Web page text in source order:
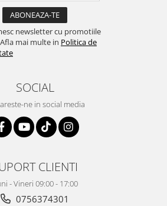
newsletter cu promotiile
mai multe in Politica de
SOCIAL
ne in social media
CLIENTI
- Vineri 09:00 - 17:00
0756374301